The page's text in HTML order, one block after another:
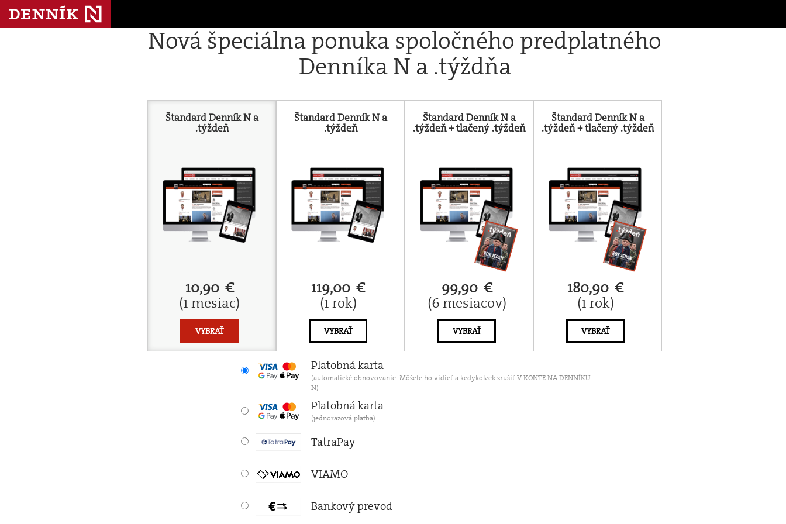
Nová špeciálna ponuka spoločného predplatného
Denníka N a .týždňa
Štandard Denník N a
.týždeň
10,90 €
(1 mesiac)
VYBRAŤ
Štandard Denník N a
.týždeň
119,00 €
(1 rok)
VYBRAŤ
Štandard Denník N a
.týždeň + tlačený .týždeň
99,90 €
(6 mesiacov)
VYBRAŤ
Štandard Denník N a
.týždeň + tlačený .týždeň
180,90 €
(1 rok)
VYBRAŤ
Platobná karta
(automatické obnovovanie. Môžete ho vidieť a kedykoľvek zrušiť V KONTE NA DENNÍKU
N)
Platobná karta
(jednorazová platba)
TatraPay
VIAMO
Bankový prevod